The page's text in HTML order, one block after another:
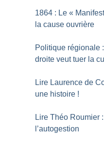
1864 : Le «
la cause ouvrière
Politique régionale
droite veut tuer la
Lire Laurence de
une histoire !
Lire Théo Roumier
l’autogestion